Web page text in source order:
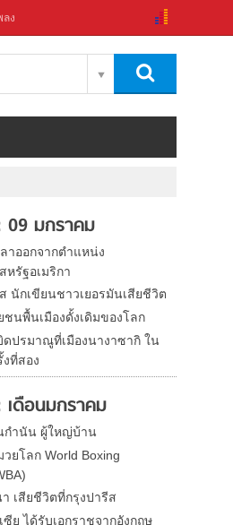
ลง
มกราคม
าออกจากตำแหน่ง
รัฐอเมริกา
นักเขียนชาวเยอรมันเสียชีวิต
นพื้นเมืองดั้งเดิมของโลก
ดปรมาณูที่เมืองนางาซากิ ใน
ที่สอง
ดือนมกราคม
กำนัน ผู้ใหญ่บ้าน
ยโลก World Boxing
เสียชีวิตที่กรุงปารีส
ซีย ได้รับเอกราชจากอังกฤษ